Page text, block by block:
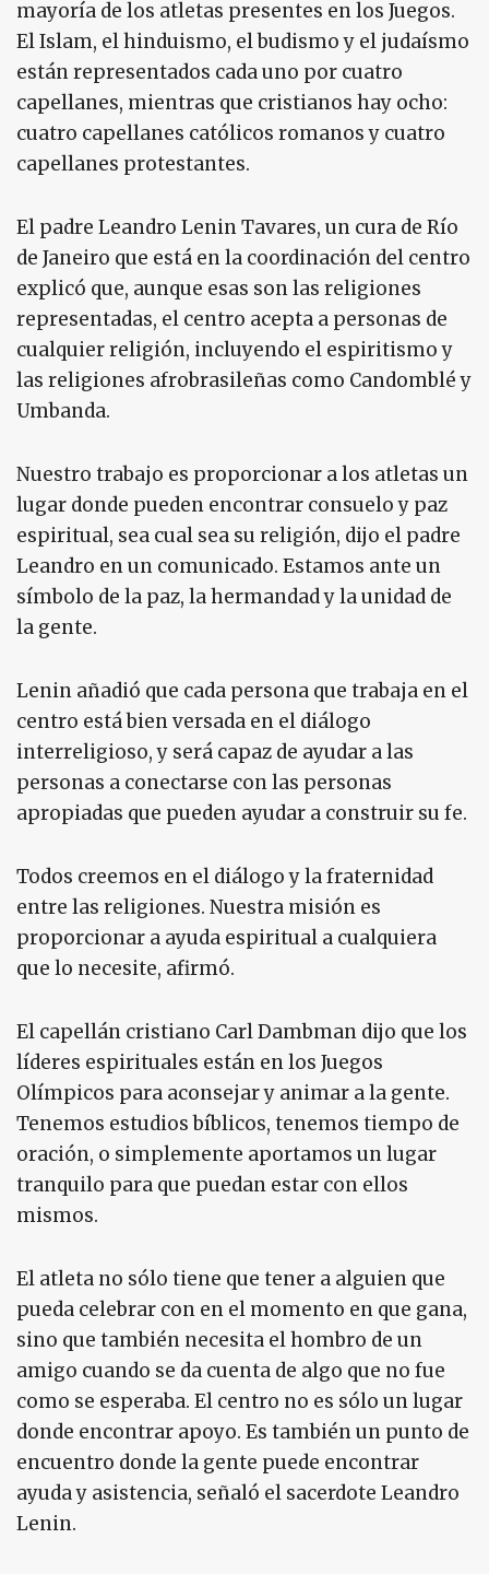
mayoría de los atletas presentes en los Juegos.
El Islam, el hinduismo, el budismo y el judaísmo
están representados cada uno por cuatro
capellanes, mientras que cristianos hay ocho:
cuatro capellanes católicos romanos y cuatro
capellanes protestantes.
El padre Leandro Lenin Tavares, un cura de Río
de Janeiro que está en la coordinación del centro
explicó que, aunque esas son las religiones
representadas, el centro acepta a personas de
cualquier religión, incluyendo el espiritismo y
las religiones afrobrasileñas como Candomblé y
Umbanda.
Nuestro trabajo es proporcionar a los atletas un
lugar donde pueden encontrar consuelo y paz
espiritual, sea cual sea su religión, dijo el padre
Leandro en un comunicado. Estamos ante un
símbolo de la paz, la hermandad y la unidad de
la gente.
Lenin añadió que cada persona que trabaja en el
centro está bien versada en el diálogo
interreligioso, y será capaz de ayudar a las
personas a conectarse con las personas
apropiadas que pueden ayudar a construir su fe.
Todos creemos en el diálogo y la fraternidad
entre las religiones. Nuestra misión es
proporcionar a ayuda espiritual a cualquiera
que lo necesite, afirmó.
El capellán cristiano Carl Dambman dijo que los
líderes espirituales están en los Juegos
Olímpicos para aconsejar y animar a la gente.
Tenemos estudios bíblicos, tenemos tiempo de
oración, o simplemente aportamos un lugar
tranquilo para que puedan estar con ellos
mismos.
El atleta no sólo tiene que tener a alguien que
pueda celebrar con en el momento en que gana,
sino que también necesita el hombro de un
amigo cuando se da cuenta de algo que no fue
como se esperaba. El centro no es sólo un lugar
donde encontrar apoyo. Es también un punto de
encuentro donde la gente puede encontrar
ayuda y asistencia, señaló el sacerdote Leandro
Lenin.